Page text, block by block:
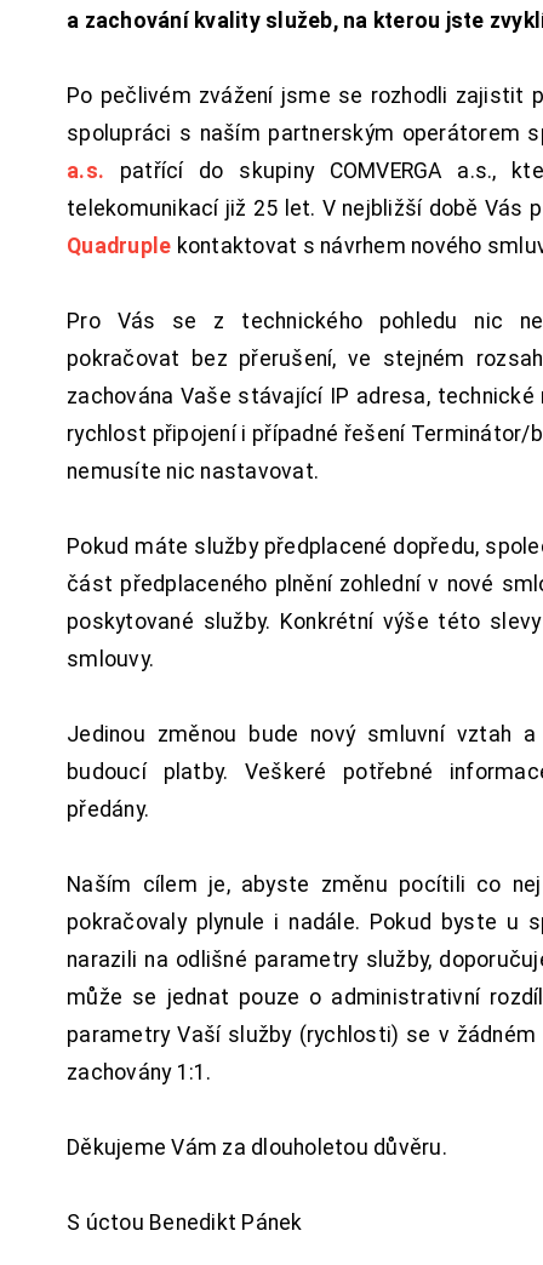
a zachování kvality služeb, na kterou jste
Po pečlivém zvážení jsme se rozhodli zajistit
spolupráci s naším partnerským operátorem
a.s. patřící do skupiny COMVERGA a.s.,
telekomunikací již 25 let. V nejbližší době Vás
Quadruple kontaktovat s návrhem nového
Pro Vás se z technického pohledu nic
pokračovat bez přerušení, ve stejném
zachována Vaše stávající IP adresa, technické
rychlost připojení i případné řešení Terminátor/
nemusíte nic nastavovat.
Pokud máte služby předplacené dopředu,
část předplaceného plnění zohlední v nové
poskytované služby. Konkrétní výše této
smlouvy.
Jedinou změnou bude nový smluvní vztah
budoucí platby. Veškeré potřebné
předány.
Naším cílem je, abyste změnu pocítili co
pokračovaly plynule i nadále. Pokud byste u
narazili na odlišné parametry služby,
může se jednat pouze o administrativní
parametry Vaší služby (rychlosti) se v
zachovány 1:1.
Děkujeme Vám za dlouholetou důvěru.
S úctou Benedikt Pánek